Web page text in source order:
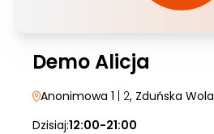
Demo Alicja
Anonimowa 1 | 2, Zduńska Wola
Dzisiaj:12:00-21:00